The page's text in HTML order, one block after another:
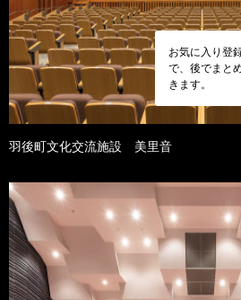
お気に入り登
で、後でまと
きます。
羽後町文化交流施設 美里音